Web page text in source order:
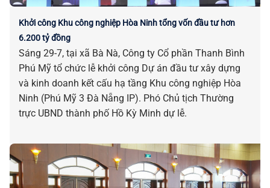
Khởi công Khu công nghiệp Hòa Ninh tổng vốn đầu tư hơn
6.200 tỷ đồng
Sáng 29-7, tại xã Bà Nà, Công ty Cổ phần Thanh Bình
Phú Mỹ tổ chức lễ khởi công Dự án đầu tư xây dựng
và kinh doanh kết cấu hạ tầng Khu công nghiệp Hòa
Ninh (Phú Mỹ 3 Đà Nẵng IP). Phó Chủ tịch Thường
trực UBND thành phố Hồ Kỳ Minh dự lễ.